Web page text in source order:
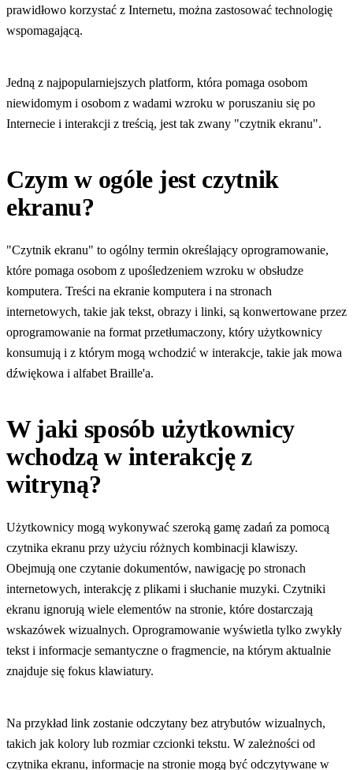
prawidłowo korzystać z Internetu, można zastosować technologię
wspomagającą.
Jedną z najpopularniejszych platform, która pomaga osobom
niewidomym i osobom z wadami wzroku w poruszaniu się po
Internecie i interakcji z treścią, jest tak zwany "czytnik ekranu".
Czym w ogóle jest czytnik
ekranu?
"Czytnik ekranu" to ogólny termin określający oprogramowanie,
które pomaga osobom z upośledzeniem wzroku w obsłudze
komputera. Treści na ekranie komputera i na stronach
internetowych, takie jak tekst, obrazy i linki, są konwertowane przez
oprogramowanie na format przetłumaczony, który użytkownicy
konsumują i z którym mogą wchodzić w interakcje, takie jak mowa
dźwiękowa i alfabet Braille'a.
W jaki sposób użytkownicy
wchodzą w interakcję z
witryną?
Użytkownicy mogą wykonywać szeroką gamę zadań za pomocą
czytnika ekranu przy użyciu różnych kombinacji klawiszy.
Obejmują one czytanie dokumentów, nawigację po stronach
internetowych, interakcję z plikami i słuchanie muzyki. Czytniki
ekranu ignorują wiele elementów na stronie, które dostarczają
wskazówek wizualnych. Oprogramowanie wyświetla tylko zwykły
tekst i informacje semantyczne o fragmencie, na którym aktualnie
znajduje się fokus klawiatury.
Na przykład link zostanie odczytany bez atrybutów wizualnych,
takich jak kolory lub rozmiar czcionki tekstu. W zależności od
czytnika ekranu, informacje na stronie mogą być odczytywane w